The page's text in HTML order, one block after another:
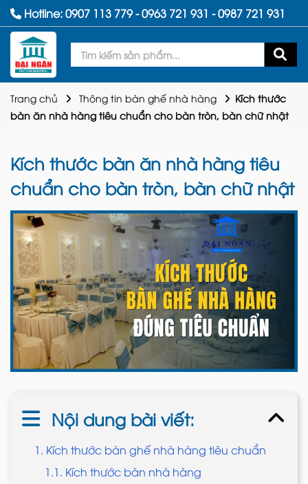
Hotline:0907 113 779-0963 721 931 -0987 721 931
Trang chủ Thông tin bàn ghế nhà hàng
Kích thước
bàn ăn nhà hàng tiêu chuẩn cho bàn tròn, bàn chữ nhật
Kích thước bàn ăn nhà hàng tiêu
chuẩn cho bàn tròn, bàn chữ nhật
Nội dung bài viết:
1. Kích thước bàn ghế nhà hàng tiêu chuẩn
1.1. Kích thước bàn nhà hàng